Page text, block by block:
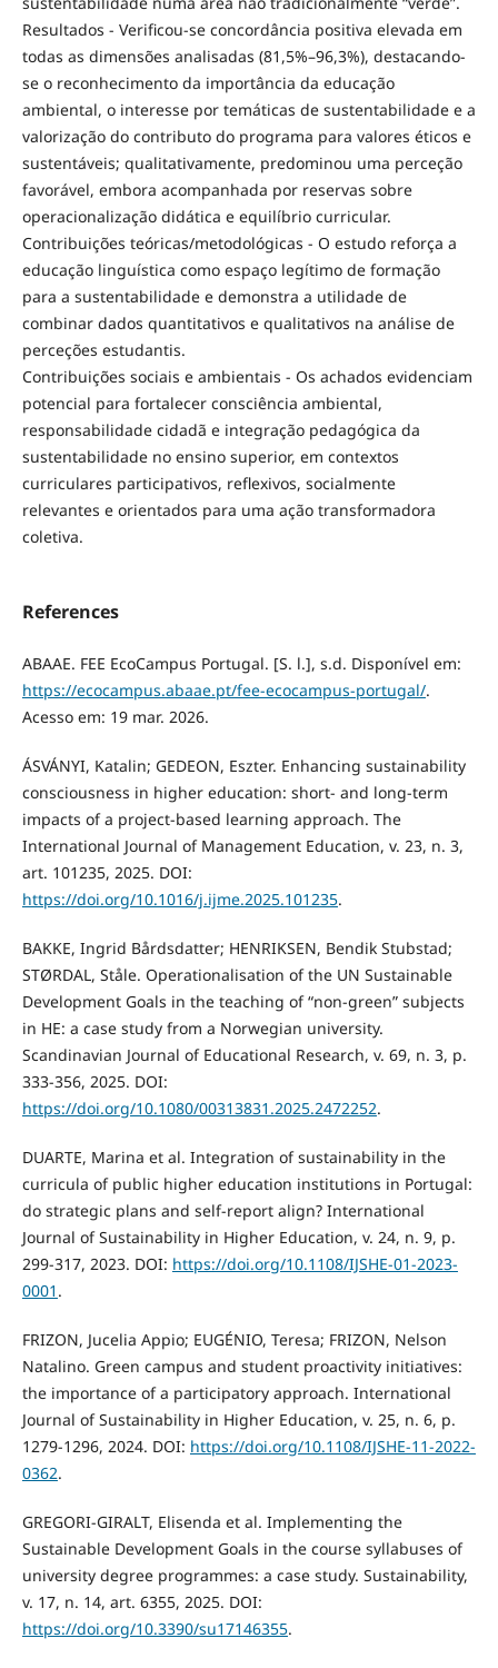
Resultados - Verificou-se concordância positiva elevada em
todas as dimensões analisadas (81,5%–96,3%), destacando-
se o reconhecimento da importância da educação
ambiental, o interesse por temáticas de sustentabilidade e a
valorização do contributo do programa para valores éticos e
sustentáveis; qualitativamente, predominou uma perceção
favorável, embora acompanhada por reservas sobre
operacionalização didática e equilíbrio curricular.
Contribuições teóricas/metodológicas - O estudo reforça a
educação linguística como espaço legítimo de formação
para a sustentabilidade e demonstra a utilidade de
combinar dados quantitativos e qualitativos na análise de
perceções estudantis.
Contribuições sociais e ambientais - Os achados evidenciam
potencial para fortalecer consciência ambiental,
responsabilidade cidadã e integração pedagógica da
sustentabilidade no ensino superior, em contextos
curriculares participativos, reflexivos, socialmente
relevantes e orientados para uma ação transformadora
coletiva.
References
ABAAE. FEE EcoCampus Portugal. [S. l.], s.d. Disponível em:
https://ecocampus.abaae.pt/fee-ecocampus-portugal/.
Acesso em: 19 mar. 2026.
ÁSVÁNYI, Katalin; GEDEON, Eszter. Enhancing sustainability
consciousness in higher education: short- and long-term
impacts of a project-based learning approach. The
International Journal of Management Education, v. 23, n. 3,
art. 101235, 2025. DOI:
https://doi.org/10.1016/j.ijme.2025.101235.
BAKKE, Ingrid Bårdsdatter; HENRIKSEN, Bendik Stubstad;
STØRDAL, Ståle. Operationalisation of the UN Sustainable
Development Goals in the teaching of “non-green” subjects
in HE: a case study from a Norwegian university.
Scandinavian Journal of Educational Research, v. 69, n. 3, p.
333-356, 2025. DOI:
https://doi.org/10.1080/00313831.2025.2472252.
DUARTE, Marina et al. Integration of sustainability in the
curricula of public higher education institutions in Portugal:
do strategic plans and self-report align? International
Journal of Sustainability in Higher Education, v. 24, n. 9, p.
299-317, 2023. DOI: https://doi.org/10.1108/IJSHE-01-2023-
0001 .
FRIZON, Jucelia Appio; EUGÉNIO, Teresa; FRIZON, Nelson
Natalino. Green campus and student proactivity initiatives:
the importance of a participatory approach. International
Journal of Sustainability in Higher Education, v. 25, n. 6, p.
1279-1296, 2024. DOI: https://doi.org/10.1108/IJSHE-11-2022-
0362.
GREGORI-GIRALT, Elisenda et al. Implementing the
Sustainable Development Goals in the course syllabuses of
university degree programmes: a case study. Sustainability,
v. 17, n. 14, art. 6355, 2025. DOI:
https://doi.org/10.3390/su17146355.